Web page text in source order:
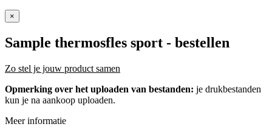
×
Sample thermosfles sport - bestellen
Zo stel je jouw product samen
Opmerking over het uploaden van bestanden: je drukbestanden
kun je na aankoop uploaden.
Meer informatie